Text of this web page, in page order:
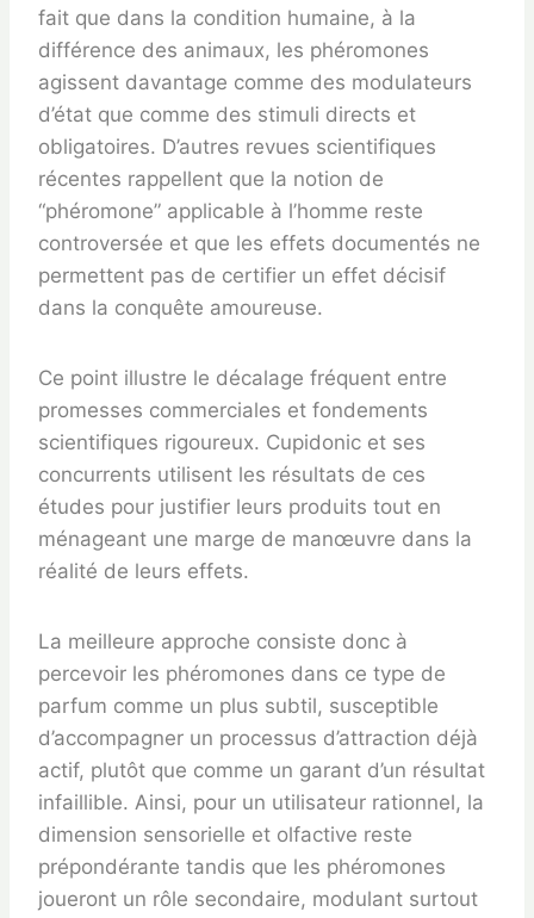
fait que dans la condition humaine, à la
différence des animaux, les phéromones
agissent davantage comme des modulateurs
d’état que comme des stimuli directs et
obligatoires. D’autres revues scientifiques
récentes rappellent que la notion de
“phéromone” applicable à l’homme reste
controversée et que les effets documentés ne
permettent pas de certifier un effet décisif
dans la conquête amoureuse.
Ce point illustre le décalage fréquent entre
promesses commerciales et fondements
scientifiques rigoureux. Cupidonic et ses
concurrents utilisent les résultats de ces
études pour justifier leurs produits tout en
ménageant une marge de manœuvre dans la
réalité de leurs effets.
La meilleure approche consiste donc à
percevoir les phéromones dans ce type de
parfum comme un plus subtil, susceptible
d’accompagner un processus d’attraction déjà
actif, plutôt que comme un garant d’un résultat
infaillible. Ainsi, pour un utilisateur rationnel, la
dimension sensorielle et olfactive reste
prépondérante tandis que les phéromones
joueront un rôle secondaire, modulant surtout